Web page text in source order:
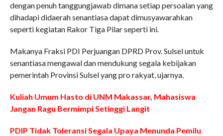
dengan penuh tanggungjawab dimana setiap persoalan yang
dihadapi didaerah senantiasa dapat dimusyawarahkan
seperti kegiatan Rakor Tiga Pilar seperti ini.
Makanya Fraksi PDI Perjuangan DPRD Prov. Sulsel untuk
senantiasa mengawal dan mendukung segala kebijakan
pemerintah Provinsi Sulsel yang pro rakyat, ujarnya.
Kuliah Umum Hasto di UNM Makassar, Mahasiswa
Jangan Ragu Bermimpi Setinggi Langit
PDIP Tidak Toleransi Segala Upaya Menunda Pemilu